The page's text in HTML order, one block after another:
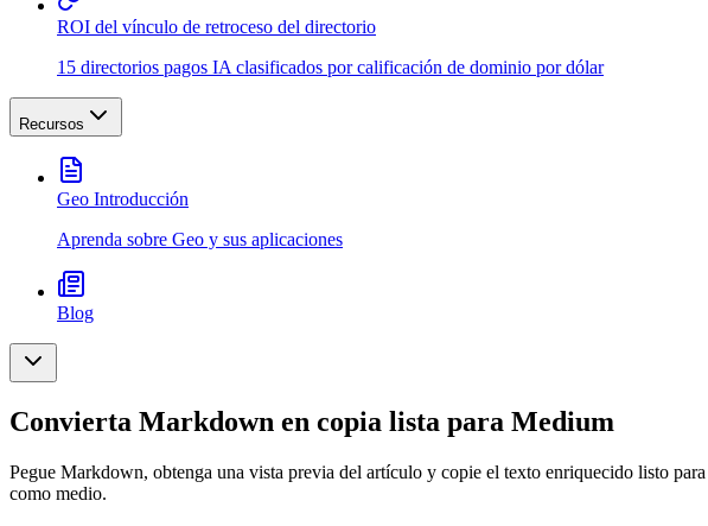
ROI del vínculo de retroceso del directorio
15 directorios pagos IA clasificados por calificación de dominio por dólar
Recursos
Geo Introducción
Aprenda sobre Geo y sus aplicaciones
Blog
Convierta Markdown en copia lista para Medium
Pegue Markdown, obtenga una vista previa del artículo y copie el texto enriquecido listo
como medio.